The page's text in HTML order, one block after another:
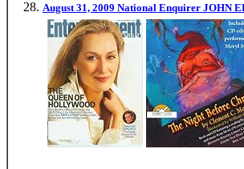
August 31, 2009 National Enquirer JOHN